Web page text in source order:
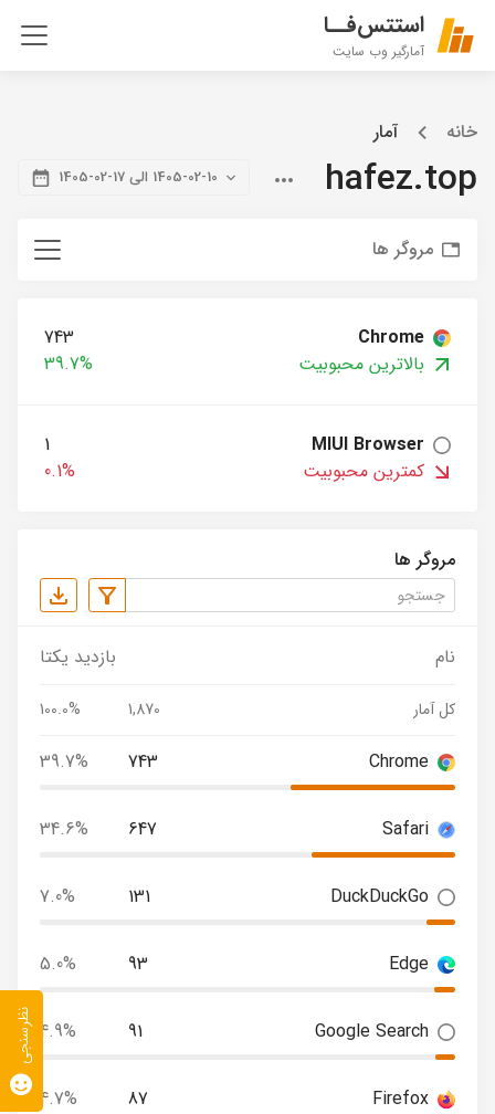
استتس‌فــا
آمارگیر وب سایت
خانه آمار
hafez.top 1405-02-10 الی 17-02-1405
مروگر ها
Chrome
743
بالاترین محبوبیت
39.7%
MIUI Browser
1
کمترین محبوبیت
0.1%
مروگر ها
نام بازدید یکتا
کل آمار 1,870
100.0%
Chrome
743
39.7%
Safari
647
34.6%
DuckDuckGo
131
7.0%
Edge
93
5.0%
Google Search
91
4.9%
Firefox
87
4.7%
نظرسنجی